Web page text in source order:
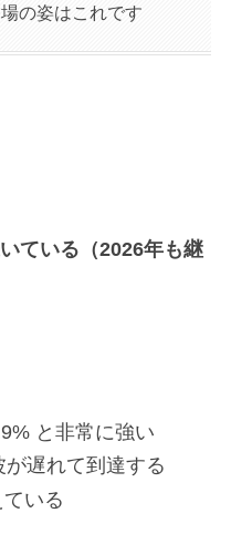
の姿はこれです
ている（2026年も継
と非常に強い
遅れて到達する
いる